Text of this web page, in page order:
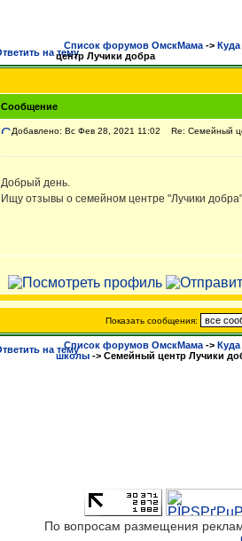
Список форумов ОмскМама -> Куда
центр Лучики добра
Сообщение
Добавлено: Вс Фев 28, 2021 11:02 Re: Семейный
Добрый день.
Ищу отзывы о семейном центре "Лучики
Показать сообщения:
Список форумов ОмскМама -> Куда
школы -> Семейный центр Лучики
По вопросам размещения